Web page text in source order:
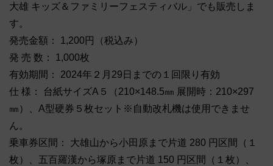
大雄 キッズ＆ファミリーフェスティバル」でも販売しま
す。
発売金額： 1,200円（税込み）
発 売 数： 1,000枚
有効期間： 2024年２月29日までの１回限り有効
仕 様： 台紙サイズA５（210×148.5㎜ 展開時：210×297
㎜）、A型硬券５枚セット※自動改札機は使用できませ
ん。
乗車券区間： 大雄山から小田原まで片道 280 円区間（１
枚）、五百羅漢から塚原まで片道 150 円区間（１枚）、